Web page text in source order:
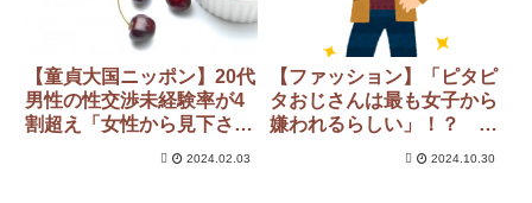
【童貞大国ニッポン】20代
男性の性交渉未経験率が4
割超え「女性から見下され
2024.02.03
【ファッション】「ピタピ
タおじさんは最も女子から
嫌われるらしい」！？ い
2024.10.30